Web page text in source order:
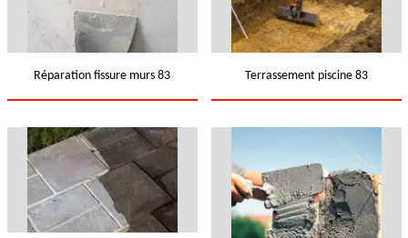
Réparation fissure murs 83 Terrassement piscine 83